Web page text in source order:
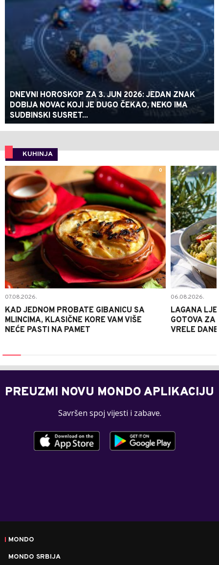
DNEVNI HOROSKOP ZA 3. JUN 2026: JEDAN ZNAK
DOBIJA NOVAC KOJI JE DUGO ČEKAO, NEKO IMA
SUDBINSKI SUSRET...
KUHINJA
0
07.08.2026.
KAD JEDNOM PROBATE GIBANICU SA
MLINCIMA, KLASIČNE KORE VAM VIŠE
NEĆE PASTI NA PAMET
06.08.2026.
LAGANA
GOTOVA ZA
VRELE DANE
PREUZMI NOVU MONDO APLIKACIJU
Savršen spoj vijesti i zabave.
MONDO
MONDO SRBIJA